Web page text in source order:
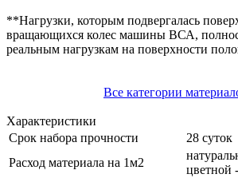
**Нагрузки, которым подвергалась
вращающихся колес машины ВСА,
реальным нагрузкам на поверхности
Все категории
Характеристики
Срок набора прочности
28 суток
Расход материала на 1м2
цветной